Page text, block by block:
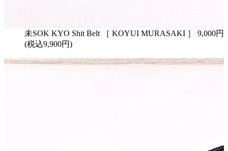
未SOK KYO Shit Belt ［ KOYUI MURASAKI ］ 9,000円
(税込9,900円)